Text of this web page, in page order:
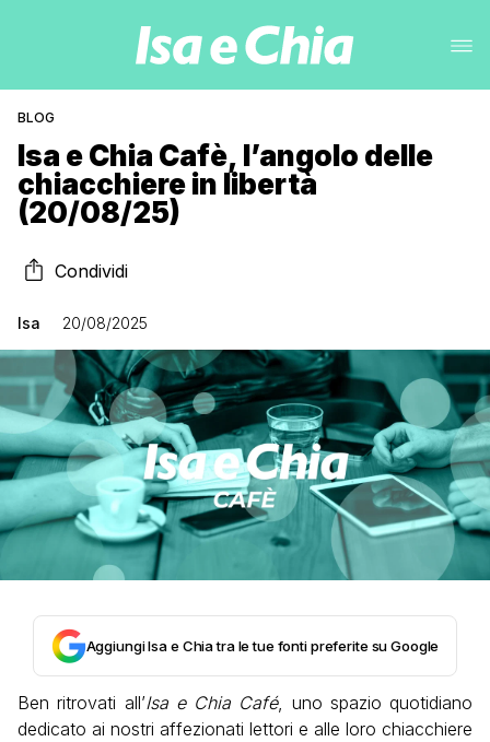
BLOG
Isa e Chia Cafè, l’angolo delle
chiacchiere in libertà
(20/08/25)
Condividi
Isa 20/08/2025
Aggiungi Isa e Chia tra le tue fonti preferite su Google
Ben ritrovati all’Isa e Chia Café, uno spazio quotidiano
dedicato ai nostri affezionati lettori e alle loro chiacchiere